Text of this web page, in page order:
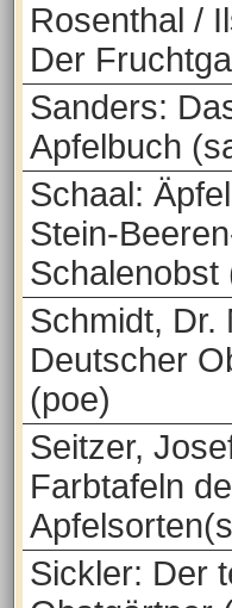
Rosenthal /
Der
Sanders:
Apfelbuch
Schaal:
Stein-
Schalenobst
Schmidt, Dr.
Deutscher
(poe)
Seitzer,
Farbtafeln
Sickler: Der